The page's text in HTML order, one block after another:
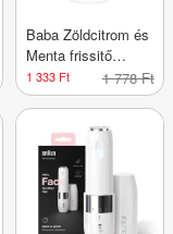
Baba Zöldcitrom és
Menta frissitő
tusfürdő - 750 ml
1 333 Ft 1 778 Ft